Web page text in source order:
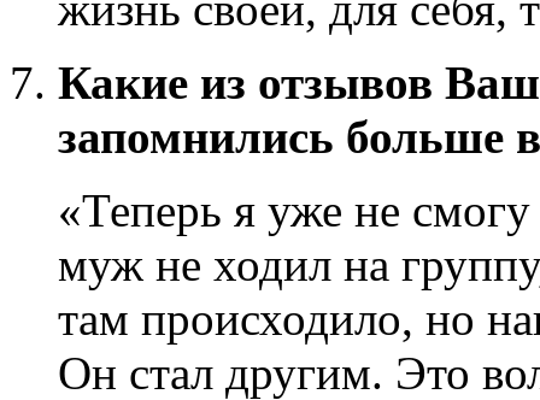
Какие из отзывов
запомнились больше
«Теперь я уже не
муж не ходил на
там происходило, но
Он стал другим. Это